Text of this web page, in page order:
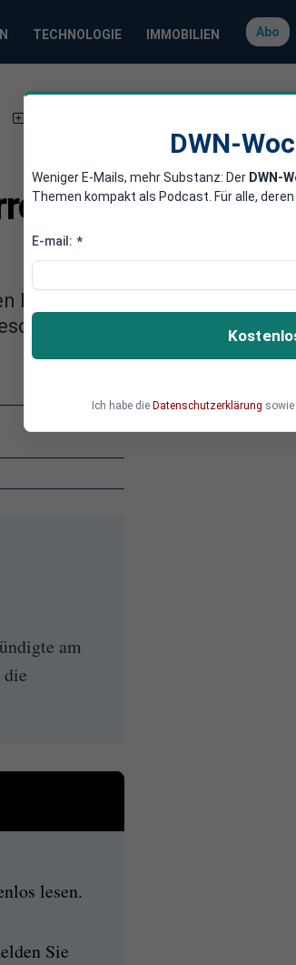
TECHNOLOGIE IMMOBILIEN Abo
Kampf 1400
Mitteln für den „Kampf gegen
werden, davon allein
am
lesen.
Sie
DWN-
Weniger E-Mails, mehr Substanz: Der DWN-
Themen kompakt als Podcast. Für alle,
E-mail: *
Ich habe die Datenschutzerklärung sowie